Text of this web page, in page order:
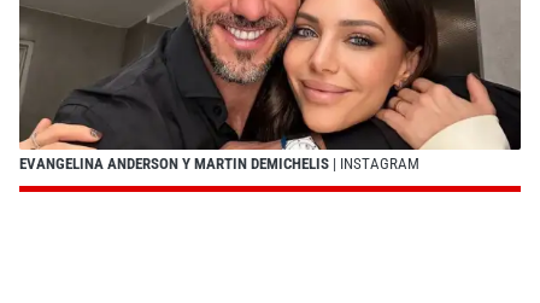
EVANGELINA ANDERSON Y MARTIN DEMICHELIS | INSTAGRAM